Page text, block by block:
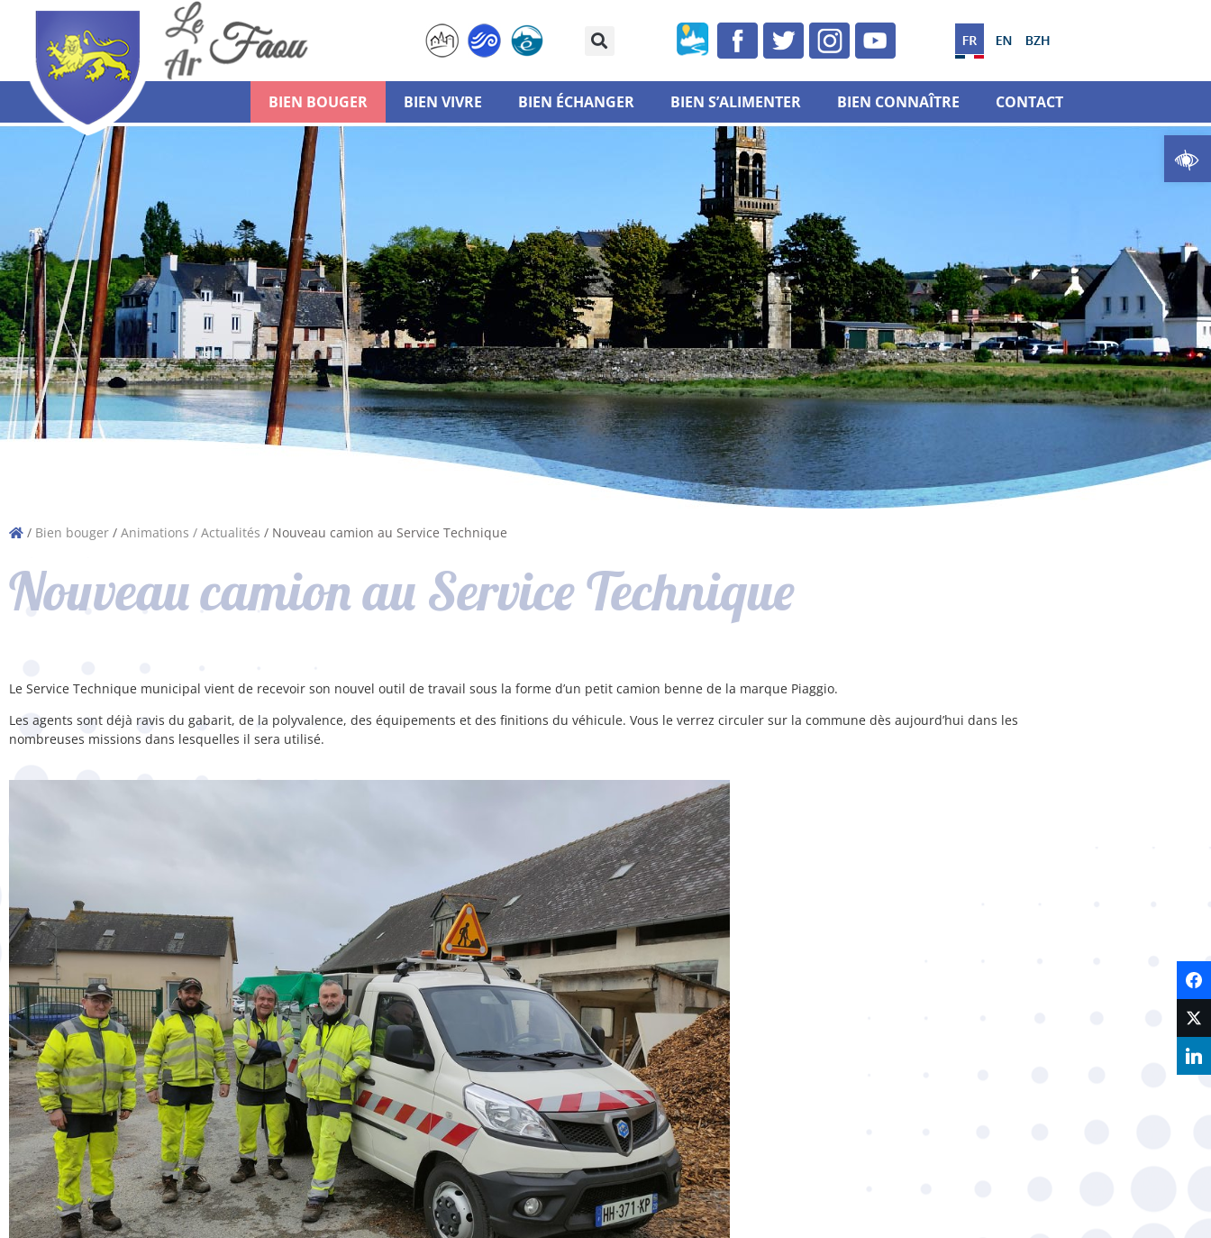
Ouvrir
BIEN BOUGER BIEN VIVRE BIEN ÉCHANGER BIEN S’ALIMENTER BIEN CONNAÎTRE CONTACT
/ Bien bouger / Animations / Actualités / Nouveau camion au Service Technique
Nouveau camion au Service Technique
Le Service Technique municipal vient de recevoir son nouvel outil de travail sous la forme d’un petit camion benne de la marque Piaggio.
Les agents sont déjà ravis du gabarit, de la polyvalence, des équipements et des finitions du véhicule. Vous le verrez circuler sur la commune dès aujourd’hui dans les
nombreuses missions dans lesquelles il sera utilisé.